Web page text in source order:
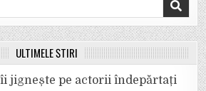
ULTIMELE ȘTIRI
jignește pe actorii îndepărtați